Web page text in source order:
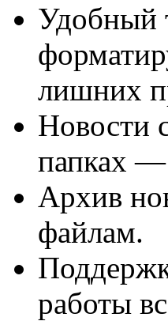
Удобный
лишних
Новости
папках —
Архив
файлам.
работы